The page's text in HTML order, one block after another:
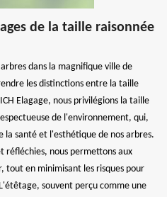
de la taille raisonnée
dans la magnifique ville de
les distinctions entre la taille
Elagage, nous privilégions la taille
de l'environnement, qui,
santé et l'esthétique de nos arbres.
réfléchies, nous permettons aux
tout en minimisant les risques pour
souvent perçu comme une